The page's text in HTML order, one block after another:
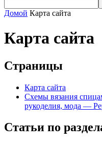
Домой Карта сайта
Карта сайта
Страницы
Карта сайта
Схемы вязания
рукоделия, мода —
Статьи по